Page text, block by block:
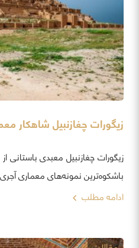
زیگورات چغازنبیل شاهکار
زیگورات چغازنبیل معبدی باستانی
باشکوه‌ترین نمونه‌های معماری
ادامه مطلب